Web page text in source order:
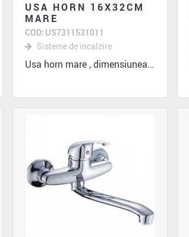
USA HORN 16X32CM
MARE
COD: US7311531011
Sisteme de incalzire
Usa horn mare , dimensiunea 16x32 cm